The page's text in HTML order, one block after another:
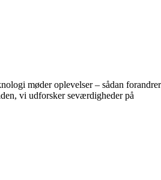
møder oplevelser – sådan forandrer
vi udforsker seværdigheder på